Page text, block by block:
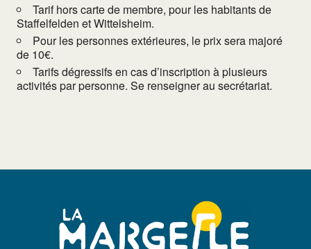
Tarif hors carte de membre, pour les habitants de
Staffelfelden et Wittelsheim.
Pour les personnes extérieures, le prix sera majoré
de 10€.
Tarifs dégressifs en cas d’inscription à plusieurs
activités par personne. Se renseigner au secrétariat.